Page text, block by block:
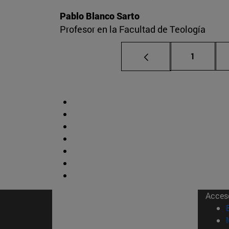
Pablo Blanco Sarto
Profesor en la Facultad de Teología
Página
1